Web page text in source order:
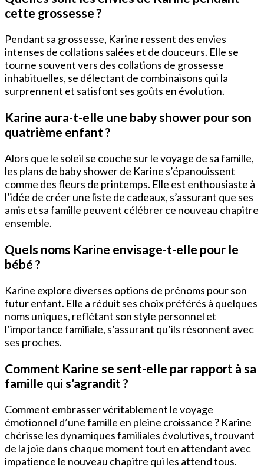
cette grossesse ?
Pendant sa grossesse, Karine ressent des envies
intenses de collations salées et de douceurs. Elle se
tourne souvent vers des collations de grossesse
inhabituelles, se délectant de combinaisons qui la
surprennent et satisfont ses goûts en évolution.
Karine aura-t-elle une baby shower pour son
quatrième enfant ?
Alors que le soleil se couche sur le voyage de sa famille,
les plans de baby shower de Karine s’épanouissent
comme des fleurs de printemps. Elle est enthousiaste à
l’idée de créer une liste de cadeaux, s’assurant que ses
amis et sa famille peuvent célébrer ce nouveau chapitre
ensemble.
Quels noms Karine envisage-t-elle pour le
bébé ?
Karine explore diverses options de prénoms pour son
futur enfant. Elle a réduit ses choix préférés à quelques
noms uniques, reflétant son style personnel et
l’importance familiale, s’assurant qu’ils résonnent avec
ses proches.
Comment Karine se sent-elle par rapport à sa
famille qui s’agrandit ?
Comment embrasser véritablement le voyage
émotionnel d’une famille en pleine croissance ? Karine
chérisse les dynamiques familiales évolutives, trouvant
de la joie dans chaque moment tout en attendant avec
impatience le nouveau chapitre qui les attend tous.